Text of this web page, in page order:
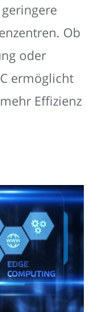
Ob
oder
ermöglicht
Effizienz